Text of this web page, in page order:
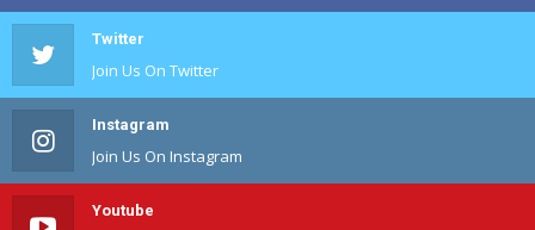
Twitter
Join Us On Twitter
Instagram
Join Us On Instagram
Youtube